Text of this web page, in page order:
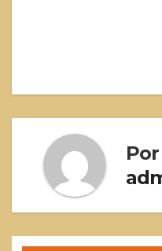
entradas
Por